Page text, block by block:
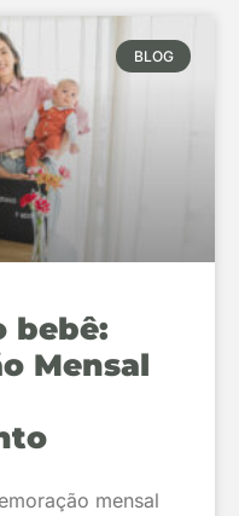
BLOG
bebê:
Mensal
mensal